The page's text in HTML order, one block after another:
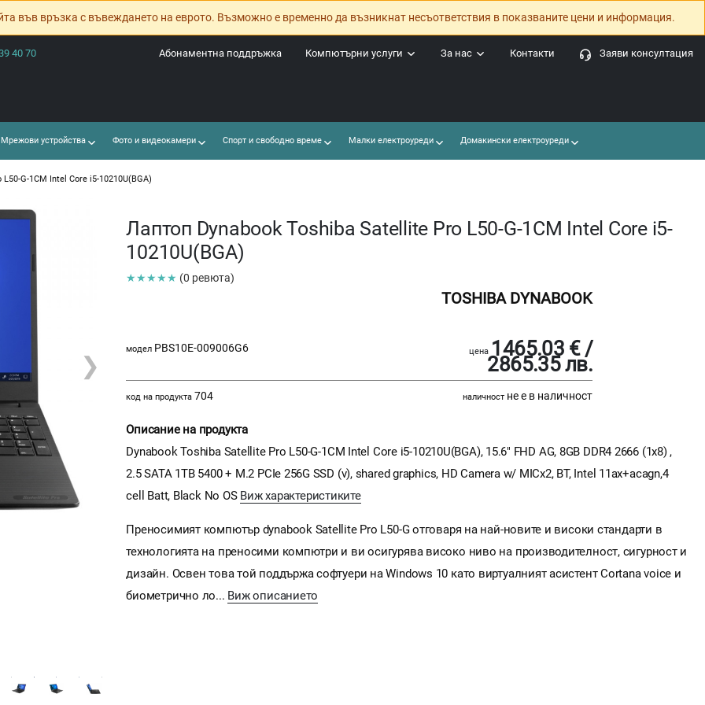
във връзка с въвеждането на еврото. Възможно е временно да възникнат несъответствия в показваните цени и информация.
40 70 Заяви консултация
Контакти
За нас
Компютърни услуги
Абонаментна поддръжка
устройства Фото и видеокамери Спорт и свободно време Малки електроуреди Домакински електроуреди
G-1CM Intel Core i5-10210U(BGA)
❯
Лаптоп Dynabook Toshiba Satellite Pro L50-G-1CM Intel Core i5-
10210U(BGA)
★★★★★ (0 ревюта)
TOSHIBA DYNABOOK
модел PBS10E-009006G6 цена 1465.03 € /
2865.35 лв.
код на продукта 704 наличност не е в наличност
Описание на продукта
Dynabook Toshiba Satellite Pro L50-G-1CM Intel Core i5-10210U(BGA), 15.6" FHD AG, 8GB DDR4 2666 (1x8) ,
2.5 SATA 1TB 5400 + M.2 PCIe 256G SSD (v), shared graphics, HD Camera w/ MICx2, BT, Intel 11ax+acagn,4
cell Batt, Black No OS Виж характеристиките
Преносимият компютър dynabook Satellite Pro L50-G отговаря на най-новите и високи стандарти в
технологията на преносими компютри и ви осигурява високо ниво на производителност, сигурност и
дизайн. Освен това той поддържа софтуери на Windows 10 като виртуалният асистент Cortana voice и
биометрично ло... Виж описанието